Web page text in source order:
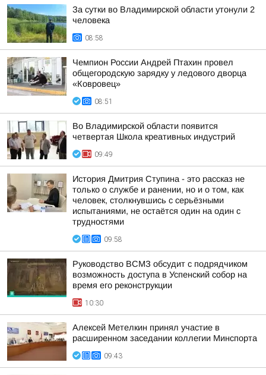
За сутки во Владимирской области утонули 2
человека
08:58
Чемпион России Андрей Птахин провел
общегородскую зарядку у ледового дворца
«Ковровец»
08:51
Во Владимирской области появится
четвертая Школа креативных индустрий
09:49
История Дмитрия Ступина - это рассказ не
только о службе и ранении, но и о том, как
человек, столкнувшись с серьёзными
испытаниями, не остаётся один на один с
трудностями
09:58
Руководство ВСМЗ обсудит с подрядчиком
возможность доступа в Успенский собор на
время его реконструкции
10:30
Алексей Метелкин принял участие в
расширенном заседании коллегии Минспорта
09:43